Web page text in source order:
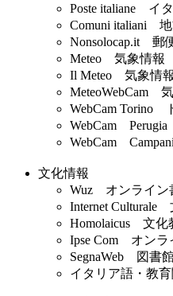
Poste italiane イ
Comuni italiani
Nonsolocap.it 郵
Meteo 気象情報
Il Meteo 気象情
MeteoWebCam
WebCam Torino
WebCam
WebCam
文化情報
Wuz オンライン
Internet Culturale
Homolaicus 文
Ipse Com オンラ
SegnaWeb 図書
イタリア語・教